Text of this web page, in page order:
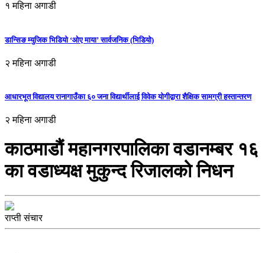
१ महिना अगाडी
डान्सिङ म्युजिक भिडियो ‘ओए माया’ सार्वजनिक (भिडियो)
२ महिना अगाडी
आधारभूत विद्यालय रानागाउँका ६० जना विद्यार्थीलाई विवेक योगीद्वारा शैक्षिक सामग्री हस्तान्तरण
२ महिना अगाडी
काठमाडौं महानगरपालिका वडानम्बर १६
का वडाध्यक्ष मुकुन्द रिजालको निधन
राप्ती संचार